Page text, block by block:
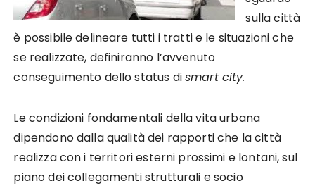
sulla città
è possibile delineare tutti i tratti e le situazioni che
se realizzate, definiranno l’avvenuto
conseguimento dello status dismart city.
Le condizioni fondamentali della vita urbana
dipendono dalla qualità dei rapporti che la città
realizza con i territori esterni prossimi e lontani, sul
piano dei collegamenti strutturali e socio